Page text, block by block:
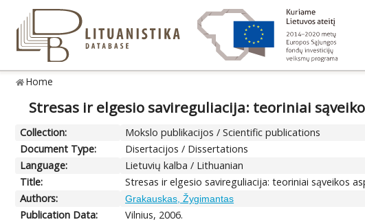
Home
Stresas ir elgesio savireguliacija: teoriniai
Collection:
Mokslo publikacijos / Scientific publications
Document Type:
Disertacijos / Dissertations
Language:
Lietuvių kalba / Lithuanian
Title:
Stresas ir elgesio savireguliacija: teoriniai sąveikos
Authors:
Grakauskas, Žygimantas
Publication Data:
Vilnius, 2006.